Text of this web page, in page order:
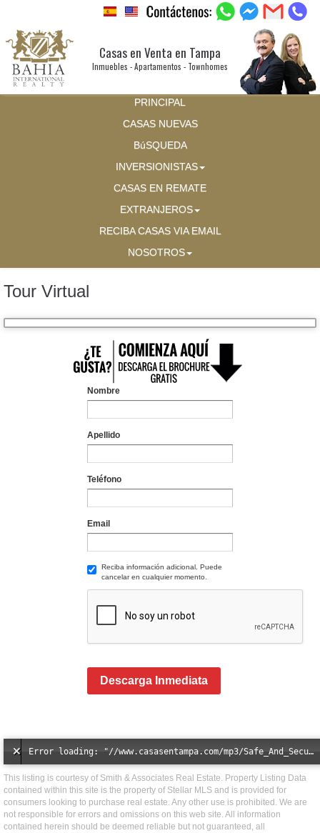
Casas en Venta en Tampa
Inmuebles - Apartamentos - Townhomes
PRINCIPAL
CASAS NUEVAS
BúSQUEDA
INVERSIONISTAS
CASAS EN REMATE
EXTRANJEROS
RECIBA CASAS VIA EMAIL
NOSOTROS
Tour Virtual
Nombre
Apellido
Teléfono
Email
Reciba información adicional. Puede
cancelar en cualquier momento.
Descarga Inmediata
Error loading: "//www.casasentampa.com/mp3/Safe_And_Secure_full_mix_mp3.mp3"
This listing is courtesy of Smith & Associates Real Estate. Property Listing Data
contained within this site is the property of Stellar MLS and is provided for
consumers looking to purchase real estate. Any other use is prohibited. We are
not responsible for errors and omissions on this web site. All information
contained herein should be deemed reliable but not guaranteed, all